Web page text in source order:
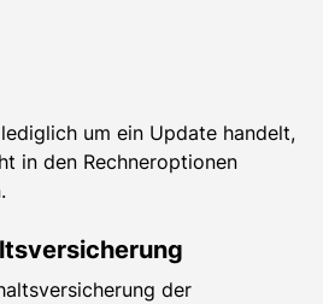
um ein Update handelt,
in den Rechneroptionen
der